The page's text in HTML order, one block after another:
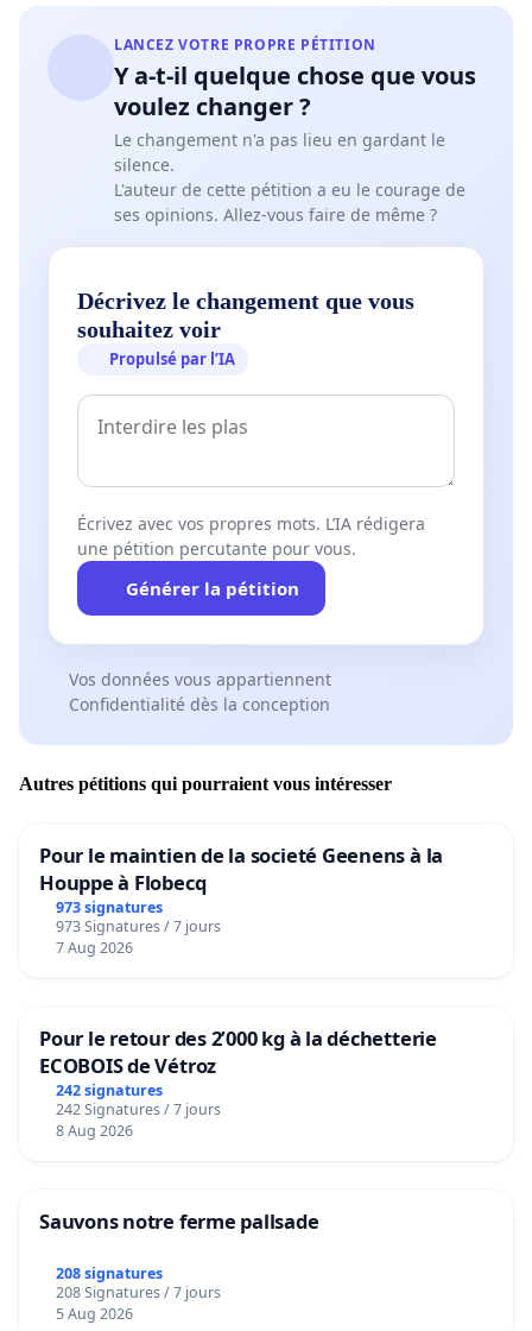
LANCEZ VOTRE PROPRE PÉTITION
Y a-t-il quelque chose que vous
voulez changer ?
Le changement n'a pas lieu en gardant le
silence.
L'auteur de cette pétition a eu le courage de
ses opinions. Allez-vous faire de même ?
Décrivez le changement que vous
souhaitez voir
Propulsé par l’IA
Écrivez avec vos propres mots. L’IA rédigera
une pétition percutante pour vous.
Générer la pétition
Vos données vous appartiennent
Confidentialité dès la conception
Autres pétitions qui pourraient vous intéresser
Pour le maintien de la societé Geenens à la
Houppe à Flobecq
973 signatures
973 Signatures / 7 jours
7 Aug 2026
Pour le retour des 2’000 kg à la déchetterie
ECOBOIS de Vétroz
242 signatures
242 Signatures / 7 jours
8 Aug 2026
Sauvons notre ferme pallsade
208 signatures
208 Signatures / 7 jours
5 Aug 2026